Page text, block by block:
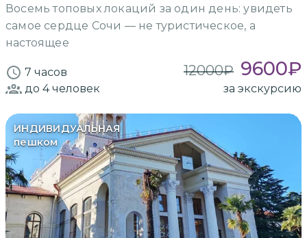
Восемь топовых локаций за один день: увидеть
самое сердце Сочи — не туристическое, а
настоящее
7 часов 12000₽ 9600₽
до 4человек за экскурсию
ИНДИВИДУАЛЬНАЯ
пешком